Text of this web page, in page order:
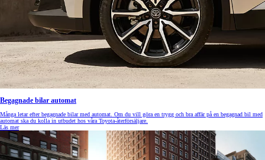
Begagnade bilar automat
Många letar efter begagnade bilar med automat. Om du vill göra en trygg och bra affär på en begagnad bil med
automat ska du kolla in utbudet hos våra Toyota-återförsäljare.
Läs mer